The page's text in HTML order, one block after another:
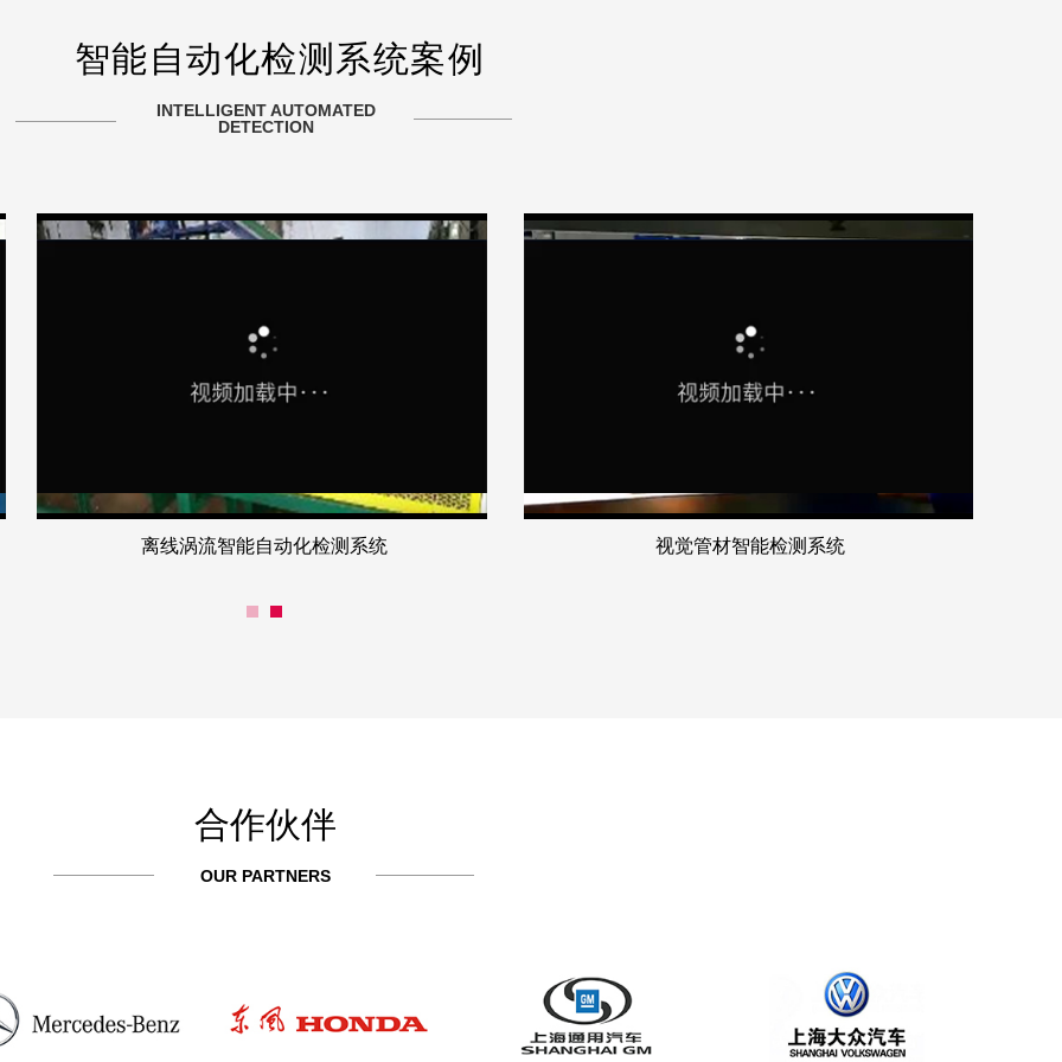
Play
Play
离线涡流智能自动化检测系统 视觉管材智能检测系统
Play
Play
球头销智能检测系统 轴承滚柱智能检测系统
INTELLIGENT AUTOMATED
DETECTION
智能自动化检测系统案例
OUR PARTNERS
合作伙伴